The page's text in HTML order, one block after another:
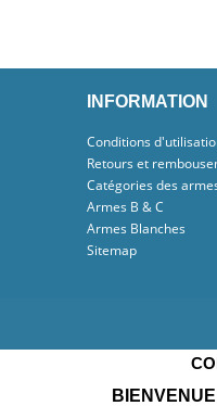
INFORMATION
Conditions
Retours et
Catégories des
Armes B & C
Armes Blanches
Sitemap